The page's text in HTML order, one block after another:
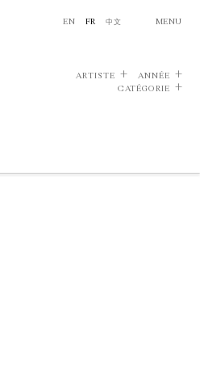
EN FR 中文 MENU
ARTISTE
ANNÉE
CATÉGORIE